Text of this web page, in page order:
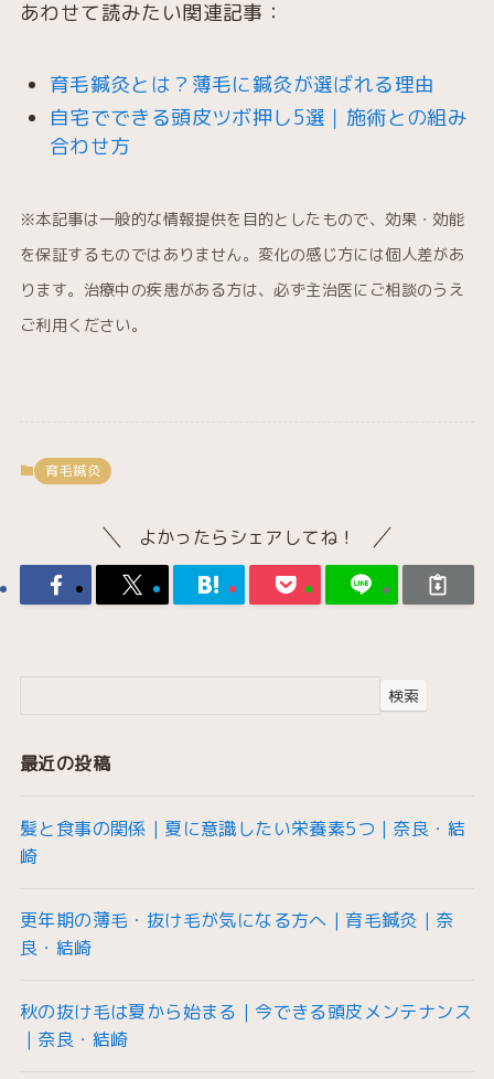
あわせて読みたい関連記事：
育毛鍼灸とは？薄毛に鍼灸が選ばれる理由
自宅でできる頭皮ツボ押し5選｜施術との組み
合わせ方
※本記事は一般的な情報提供を目的としたもので、効果・効能
を保証するものではありません。変化の感じ方には個人差があ
ります。治療中の疾患がある方は、必ず主治医にご相談のうえ
ご利用ください。
育毛鍼灸
よかったらシェアしてね！
検索
最近の投稿
髪と食事の関係｜夏に意識したい栄養素5つ｜奈良・結
崎
更年期の薄毛・抜け毛が気になる方へ｜育毛鍼灸｜奈
良・結崎
秋の抜け毛は夏から始まる｜今できる頭皮メンテナンス
｜奈良・結崎